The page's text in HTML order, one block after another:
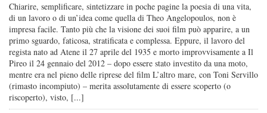
Chiarire, semplificare, sintetizzare in poche pagine la poesia di una vita,
di un lavoro o di un’idea come quella di Theo Angelopoulos, non è
impresa facile. Tanto più che la visione dei suoi film può apparire, a un
primo sguardo, faticosa, stratificata e complessa. Eppure, il lavoro del
regista nato ad Atene il 27 aprile del 1935 e morto improvvisamente a Il
Pireo il 24 gennaio del 2012 – dopo essere stato investito da una moto,
mentre era nel pieno delle riprese del film L’altro mare, con Toni Servillo
(rimasto incompiuto) – merita assolutamente di essere scoperto (o
riscoperto), visto, [...]